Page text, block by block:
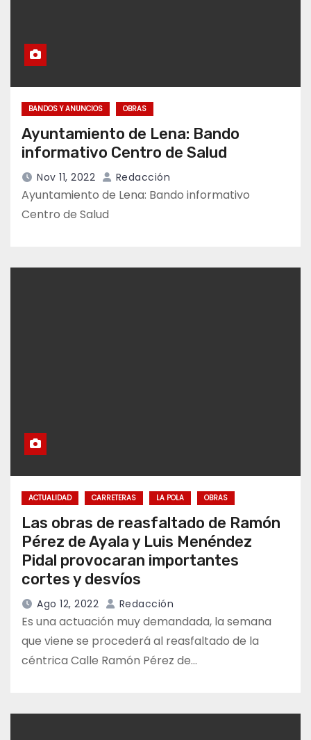
BANDOS Y ANUNCIOS OBRAS
Ayuntamiento de Lena: Bando
informativo Centro de Salud
Nov 11, 2022 Redacción
Ayuntamiento de Lena: Bando informativo
Centro de Salud
ACTUALIDAD CARRETERAS LA POLA OBRAS
Las obras de reasfaltado de Ramón
Pérez de Ayala y Luis Menéndez
Pidal provocaran importantes
cortes y desvíos
Ago 12, 2022 Redacción
Es una actuación muy demandada, la semana
que viene se procederá al reasfaltado de la
céntrica Calle Ramón Pérez de…